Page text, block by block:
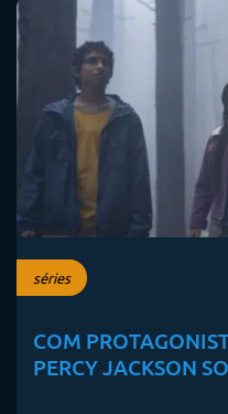
séries
COM
PERCY JACKSON